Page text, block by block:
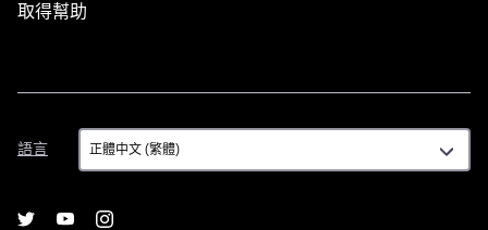
取得幫助
語言
語
言